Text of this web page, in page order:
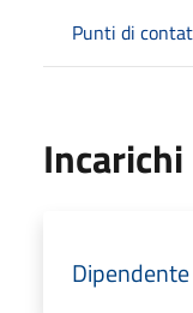
Punti di
Incarichi